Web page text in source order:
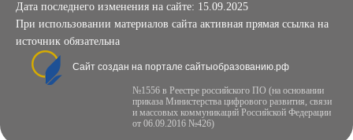
Дата последнего изменения на сайте: 15.09.2025
При использовании материалов сайта активная прямая ссылка на
источник обязательна
Сайт создан на портале сайтыобразованию.рф
№1556 в Реестре российского ПО (на основании
приказа Министерства цифрового развития, связи
и массовых коммуникаций Российской Федерации
от 06.09.2016 №426)